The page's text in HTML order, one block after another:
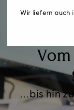
…bis hin
Wir liefern auch